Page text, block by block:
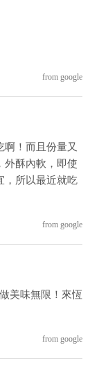
from google
啊！而且份量又
外酥內軟，即使
，所以最近就吃
from google
美味無限！來恆
from google